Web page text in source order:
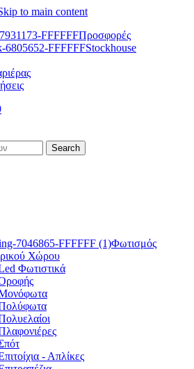
to main content
Προσφορές
Stockhouse
Search
Φωτισμός
Χώρου
Φωτιστικά
- Απλίκες